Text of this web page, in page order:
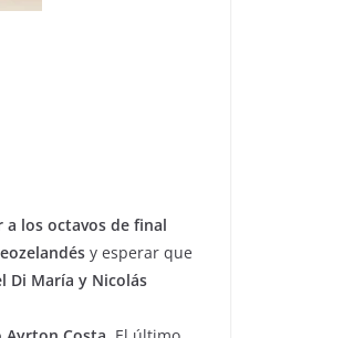
los octavos de final
y esperar que
Di María y Nicolás